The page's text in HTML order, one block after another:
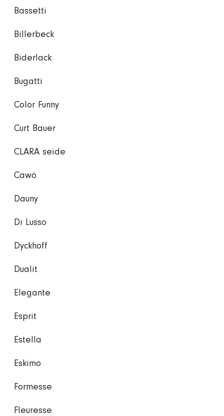
Bassetti
Billerbeck
Biderlack
Bugatti
Color Funny
Curt Bauer
CLARA seide
Cawö
Dauny
Di Lusso
Dyckhoff
Dualit
Elegante
Esprit
Estella
Eskimo
Formesse
Fleuresse